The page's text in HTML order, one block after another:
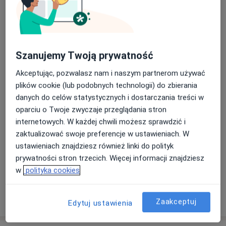
Bezpieczne płatności
lek. Olga Grzelak
W trakcie specjalizacji (Endokrynolog)·Więcej
88 opinii
Plac Akademicki 15/6, Bytom • Mapa
Śląski Ośrodek Onkologii Sanivitas
Konsultacja endokrynologiczna
od 250 zł
Szanujemy Twoją prywatność
Akceptując, pozwalasz nam i naszym partnerom używać
plików cookie (lub podobnych technologii) do zbierania
danych do celów statystycznych i dostarczania treści w
oparciu o Twoje zwyczaje przeglądania stron
internetowych. W każdej chwili możesz sprawdzić i
zaktualizować swoje preferencje w ustawieniach. W
ustawieniach znajdziesz również linki do polityk
prywatności stron trzecich. Więcej informacji znajdziesz
w polityka cookies
Edytuj ustawienia Zaakceptuj